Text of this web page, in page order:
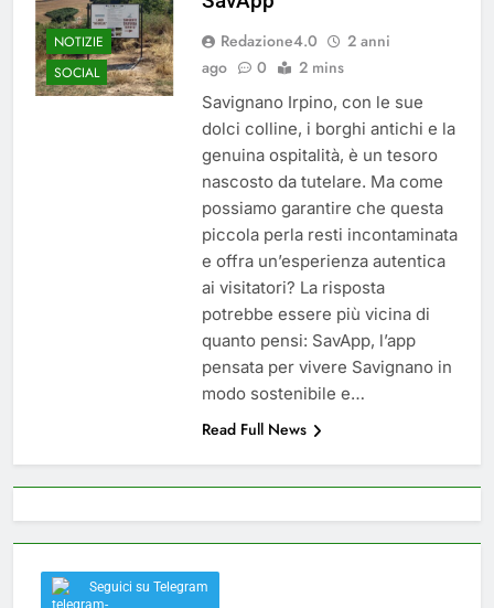
del 26 Marzo 2026
4 Mesi Ago
Mangiaplastica: Più ricicli, più
risparmi!
10 Mesi Ago
Postamat chiuso di notte a
Savignano: misura anti-rapina
fino alle 8:30
11 Mesi Ago
💡 Savignano 4.0 si rinnova: scopri
la nuova grafica del blog dedicato
al futuro del nostro paese
1 Anno Ago
🌤️ Nuova Webcam Live per il
Meteo a Savignano Irpino!
2 Anni Ago
Test IT-alert l’11 ottobre:
messaggio sui cellulari anche a
Savignano
2 Anni Ago
NOTIZIE
SOCIAL
Redazione4.0
2 anni
ago
0 2 mins
Savignano Irpino, con le sue
dolci colline, i borghi antichi e la
genuina ospitalità, è un tesoro
nascosto da tutelare. Ma come
possiamo garantire che questa
piccola perla resti incontaminata
e offra un’esperienza autentica
ai visitatori? La risposta
potrebbe essere più vicina di
quanto pensi: SavApp, l’app
pensata per vivere Savignano in
modo sostenibile e…
Read Full News
Seguici su Telegram